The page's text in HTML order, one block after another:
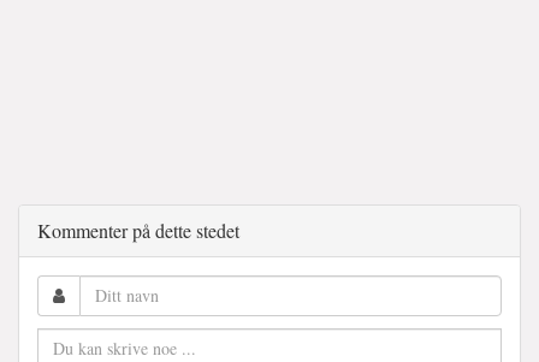
Kommenter på dette stedet